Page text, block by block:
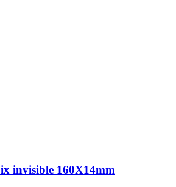
invisible 160X14mm